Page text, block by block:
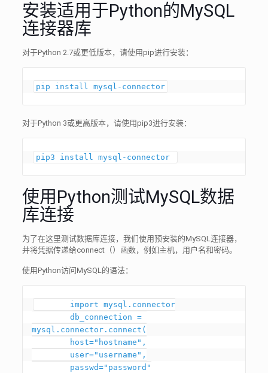
安装适用于Python的MySQL
连接器库
对于Python 2.7或更低版本，请使用pip进行安装：
pip install mysql-connector
对于Python 3或更高版本，请使用pip3进行安装：
pip3 install mysql-connector
使用Python测试MySQL数据
库连接
为了在这里测试数据库连接，我们使用预安装的MySQL连接器，
并将凭据传递给connect（）函数，例如主机，用户名和密码。
使用Python访问MySQL的语法：
mysql.connector.connect(